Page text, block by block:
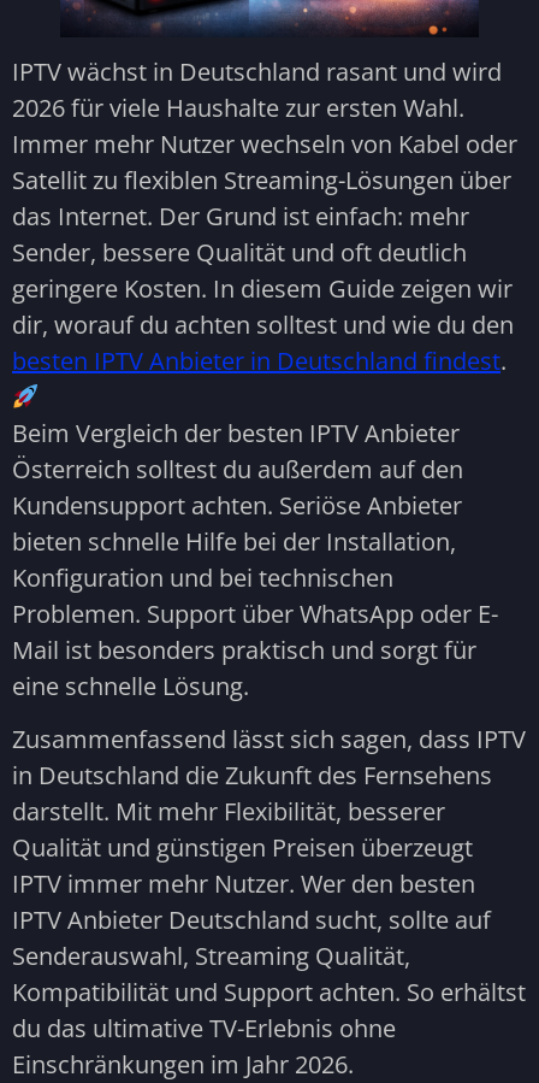
IPTV wächst in Deutschland rasant und wird
2026 für viele Haushalte zur ersten Wahl.
Immer mehr Nutzer wechseln von Kabel oder
Satellit zu flexiblen Streaming-Lösungen über
das Internet. Der Grund ist einfach: mehr
Sender, bessere Qualität und oft deutlich
geringere Kosten. In diesem Guide zeigen wir
dir, worauf du achten solltest und wie du den
besten IPTV Anbieter in Deutschland findest.
Beim Vergleich der besten IPTV Anbieter
Österreich solltest du außerdem auf den
Kundensupport achten. Seriöse Anbieter
bieten schnelle Hilfe bei der Installation,
Konfiguration und bei technischen
Problemen. Support über WhatsApp oder E-
Mail ist besonders praktisch und sorgt für
eine schnelle Lösung.
Zusammenfassend lässt sich sagen, dass IPTV
in Deutschland die Zukunft des Fernsehens
darstellt. Mit mehr Flexibilität, besserer
Qualität und günstigen Preisen überzeugt
IPTV immer mehr Nutzer. Wer den besten
IPTV Anbieter Deutschland sucht, sollte auf
Senderauswahl, Streaming Qualität,
Kompatibilität und Support achten. So erhältst
du das ultimative TV-Erlebnis ohne
Einschränkungen im Jahr 2026.